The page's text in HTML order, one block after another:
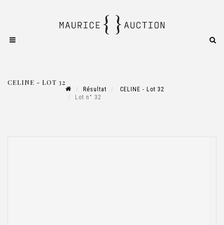
CELINE - LOT 32
Résultat
CELINE - Lot 32
Lot n° 32